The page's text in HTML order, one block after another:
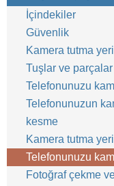
İçindekiler
Güvenlik
Kamera tutma
Tuşlar ve parçalar
Telefonunuzu
Telefonunuzun
kesme
Kamera tutma
Telefonunuzu
Fotoğraf çekme